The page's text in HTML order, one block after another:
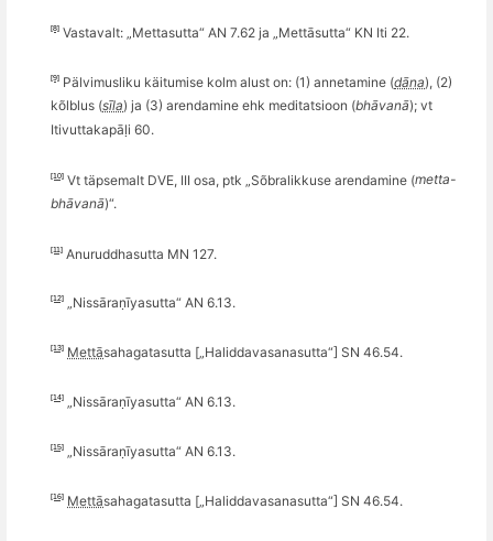
[8] Vastavalt: „Mettasutta“ AN 7.62 ja „ Mettāsutta“ KN Iti 22.
[9] Pälvimusliku käitumise kolm alust on: (1) annetamine (dāna), (2)
kõlblus (sīla) ja (3) arendamine ehk meditatsioon (bhāvanā); vt
Itivuttakapāḷi 60.
[10] Vt täpsemalt DVE, III osa, ptk „Sõbralikkuse arendamine (metta-
bhāvanā)“.
[11] Anuruddhasutta MN 127.
[12] „Nis­sāraṇī­ya­sutta“ AN 6.13.
[13] Mettā­saha­gata­sutta [„Haliddavasanasutta“] SN 46.54.
[14] „Nis­sāraṇī­ya­sutta“ AN 6.13.
[15] „Nis­sāraṇī­ya­sutta“ AN 6.13.
[16] Mettā­saha­gata­sutta [ „Haliddavasanasutta“] SN 46.54.